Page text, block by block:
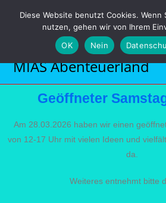
NicoleHuffelmann Mobil:
Email: info@mias-
MIAS Abenteuerland
Geöffneter
Am 28.03.2026 haben wir einen
von 12-17 Uhr mit vielen Ideen und
da.
Weiteres entnehmt bitte
Diese Website benutzt Cookies. Wenn
nutzen, gehen wir von Ihrem
OK
Nein